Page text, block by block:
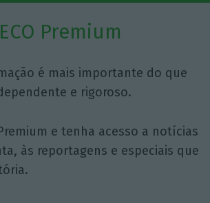
Premium
é mais importante do que
e rigoroso.
e tenha acesso a notícias
às reportagens e especiais que